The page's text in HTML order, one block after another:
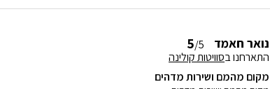
נואר חאמד 5/5
התארחנו בסוויטות קולינה
מקום מהמם ושירות מדהים